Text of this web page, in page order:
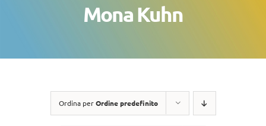
Mona Kuhn
Ordina perOrdine predefinito